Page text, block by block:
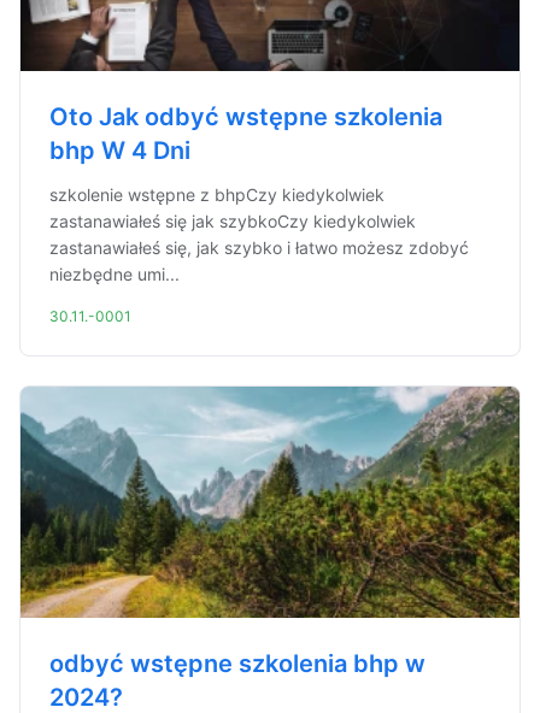
Oto Jak odbyć wstępne szkolenia
bhp W 4 Dni
szkolenie wstępne z bhpCzy kiedykolwiek
zastanawiałeś się jak szybkoCzy kiedykolwiek
zastanawiałeś się, jak szybko i łatwo możesz zdobyć
niezbędne umi...
30.11.-0001
odbyć wstępne szkolenia bhp w
2024?